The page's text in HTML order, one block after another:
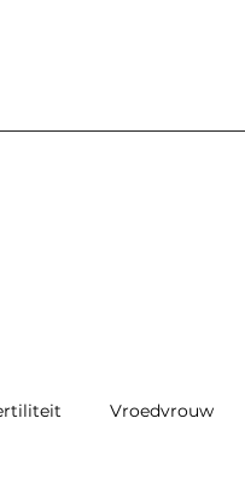
Vroedvrouw